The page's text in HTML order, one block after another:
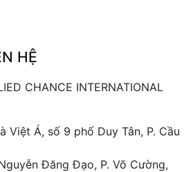
HỆ
CHANCE INTERNATIONAL
Việt Á, số 9 phố Duy Tân, P. Cầu
Đăng Đạo, P. Võ Cường,